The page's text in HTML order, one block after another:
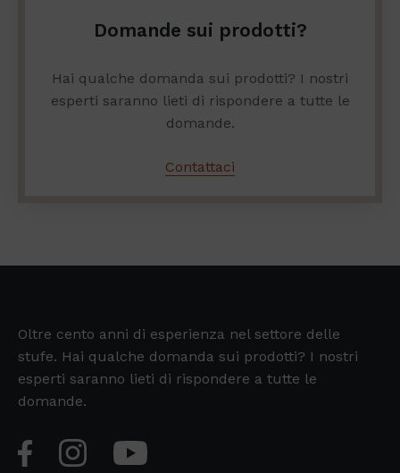
Domande sui prodotti?
Hai qualche domanda sui prodotti? I nostri
esperti saranno lieti di rispondere a tutte le
domande.
Contattaci
Oltre cento anni di esperienza nel settore delle
stufe. Hai qualche domanda sui prodotti? I nostri
esperti saranno lieti di rispondere a tutte le
domande.